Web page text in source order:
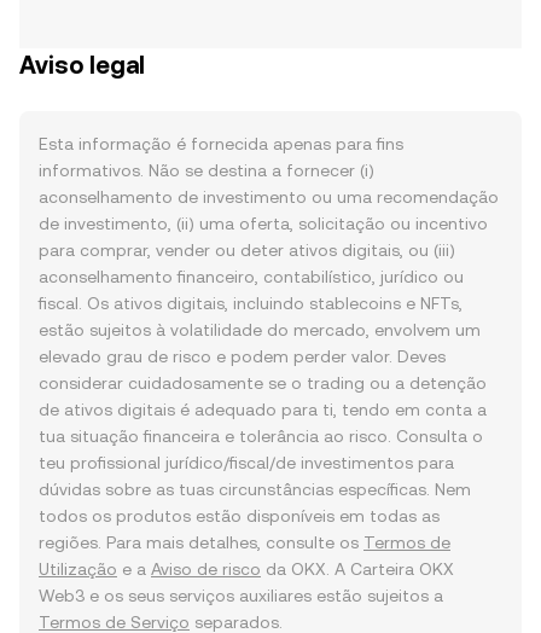
Aviso legal
Esta informação é fornecida apenas para fins
informativos. Não se destina a fornecer (i)
aconselhamento de investimento ou uma recomendação
de investimento, (ii) uma oferta, solicitação ou incentivo
para comprar, vender ou deter ativos digitais, ou (iii)
aconselhamento financeiro, contabilístico, jurídico ou
fiscal. Os ativos digitais, incluindo stablecoins e NFTs,
estão sujeitos à volatilidade do mercado, envolvem um
elevado grau de risco e podem perder valor. Deves
considerar cuidadosamente se o trading ou a detenção
de ativos digitais é adequado para ti, tendo em conta a
tua situação financeira e tolerância ao risco. Consulta o
teu profissional jurídico/fiscal/de investimentos para
dúvidas sobre as tuas circunstâncias específicas. Nem
todos os produtos estão disponíveis em todas as
regiões. Para mais detalhes, consulte os Termos de
Utilização e a Aviso de risco da OKX. A Carteira OKX
Web3 e os seus serviços auxiliares estão sujeitos a
Termos de Serviço separados.